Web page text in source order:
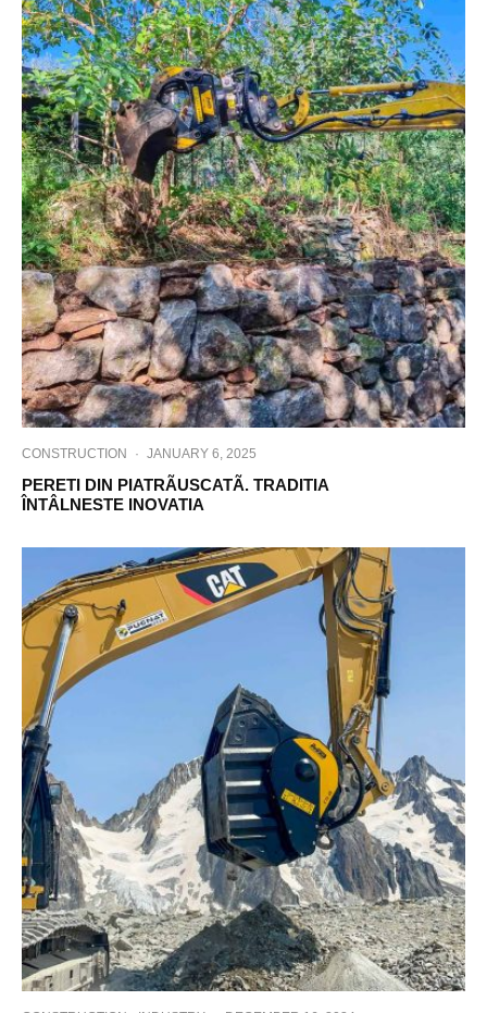
CONSTRUCTION · JANUARY 6, 2025
PERETI DIN PIATRÃUSCATÃ. TRADITIA
ÎNTÂLNESTE INOVATIA